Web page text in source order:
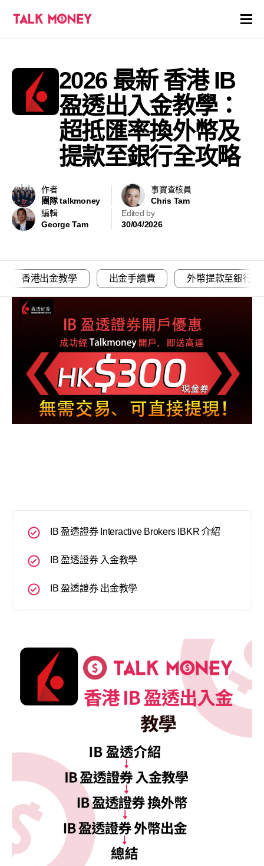
證券商評價
各種投資產品戶口
貸款
虛擬貨幣
2026 最新 香港 IB
盈透出入金教學：
超抵匯率換外幣及
提款至銀行全攻略
作者
團隊 talkmoney
事實查核員
Chris Tam
編輯
George Tam
Edited by
30/04/2026
香港出金教學 出金手續費 外幣提款至銀行
IB 盈透證券 Interactive Brokers IBKR 介紹
IB 盈透證券 入金教學
IB 盈透證券 出金教學